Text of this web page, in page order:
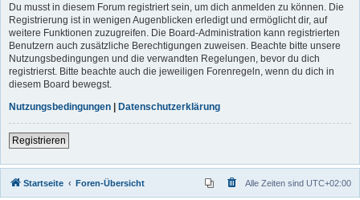
Du musst in diesem Forum registriert sein, um dich anmelden zu können. Die
Registrierung ist in wenigen Augenblicken erledigt und ermöglicht dir, auf
weitere Funktionen zuzugreifen. Die Board-Administration kann registrierten
Benutzern auch zusätzliche Berechtigungen zuweisen. Beachte bitte unsere
Nutzungsbedingungen und die verwandten Regelungen, bevor du dich
registrierst. Bitte beachte auch die jeweiligen Forenregeln, wenn du dich in
diesem Board bewegst.
Nutzungsbedingungen | Datenschutzerklärung
Registrieren
Startseite Foren-Übersicht Alle Zeiten sind UTC+02:00